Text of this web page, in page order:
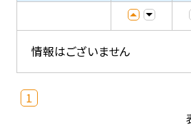
情報はございません
1